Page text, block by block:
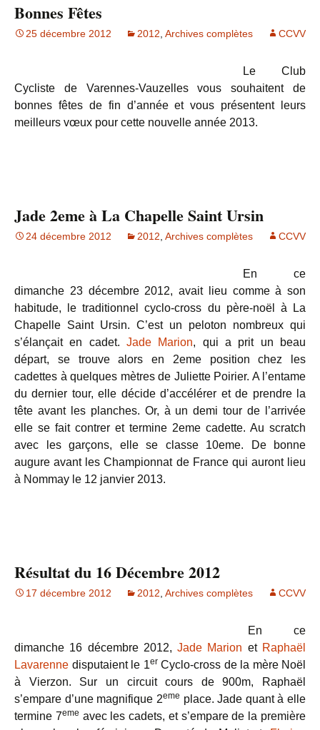
Bonnes Fêtes
25 décembre 2012 2012 Archives complètes CCVV
Le Club
Cycliste de Varennes-Vauzelles vous souhaitent de
bonnes fêtes de fin d’année et vous présentent leurs
meilleurs vœux pour cette nouvelle année 2013.
Jade 2eme à La Chapelle Saint Ursin
24 décembre 2012 2012 Archives complètes CCVV
En ce
dimanche 23 décembre 2012, avait lieu comme à son
habitude, le traditionnel cyclo-cross du père-noël à La
Chapelle Saint Ursin. C’est un peloton nombreux qui
s’élançait en cadet. Jade Marion, qui a prit un beau
départ, se trouve alors en 2eme position chez les
cadettes à quelques mètres de Juliette Poirier. A l’entame
du dernier tour, elle décide d’accélérer et de prendre la
tête avant les planches. Or, à un demi tour de l’arrivée
elle se fait contrer et termine 2eme cadette. Au scratch
avec les garçons, elle se classe 10eme. De bonne
augure avant les Championnat de France qui auront lieu
à Nommay le 12 janvier 2013.
Résultat du 16 Décembre 2012
17 décembre 2012 2012 Archives complètes CCVV
En ce
dimanche 16 décembre 2012,Jade Marion et Raphaël
Lavarenne disputaient le 1er Cyclo-cross de la mère Noël
à Vierzon. Sur un circuit cours de 900m, Raphaël
s’empare d’une magnifique 2eme place. Jade quant à elle
termine 7eme avec les cadets, et s’empare de la première